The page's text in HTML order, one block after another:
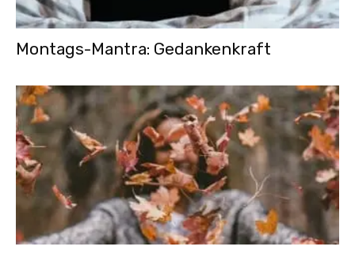
Montags-Mantra: Gedankenkraft